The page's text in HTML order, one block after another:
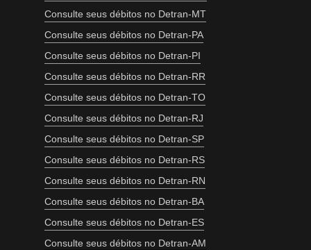
Consulte seus débitos no Detran-MT
Consulte seus débitos no Detran-PA
Consulte seus débitos no Detran-PI
Consulte seus débitos no Detran-RR
Consulte seus débitos no Detran-TO
Consulte seus débitos no Detran-RJ
Consulte seus débitos no Detran-SP
Consulte seus débitos no Detran-RS
Consulte seus débitos no Detran-RN
Consulte seus débitos no Detran-BA
Consulte seus débitos no Detran-ES
Consulte seus débitos no Detran-AM